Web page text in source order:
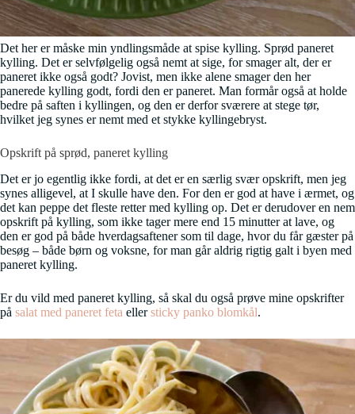
Det her er måske min yndlingsmåde at spise kylling. Sprød paneret
kylling. Det er selvfølgelig også nemt at sige, for smager alt, der er
paneret ikke også godt? Jovist, men ikke alene smager den her
panerede kylling godt, fordi den er paneret. Man formår også at holde
bedre på saften i kyllingen, og den er derfor sværere at stege tør,
hvilket jeg synes er nemt med et stykke kyllingebryst.
Opskrift på sprød, paneret kylling
Det er jo egentlig ikke fordi, at det er en særlig svær opskrift, men jeg
synes alligevel, at I skulle have den. For den er god at have i ærmet, og
det kan peppe det fleste retter med kylling op. Det er derudover en nem
opskrift på kylling, som ikke tager mere end 15 minutter at lave, og
den er god på både hverdagsaftener som til dage, hvor du får gæster på
besøg – både børn og voksne, for man går aldrig rigtig galt i byen med
paneret kylling.
Er du vild med paneret kylling, så skal du også prøve mine opskrifter
på salat med paneret feta ellersticky panko blomkål.